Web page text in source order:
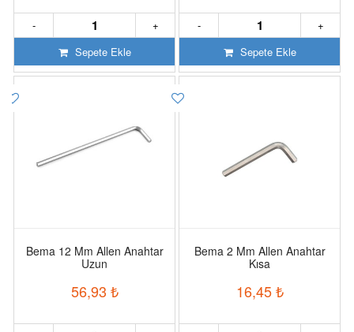
+
-
Sepete Ekle
+
-
Sepete Ekle
Bema 12 Mm Allen Anahtar
Uzun
56,93 ₺
Bema 2 Mm Allen Anahtar
Kısa
16,45₺